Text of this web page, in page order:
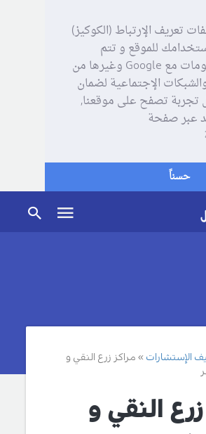
تعريف الإرتباط (الكوكيز)
للموقع و تتم
مشاركة بعض المعلومات مع Google وغيرها من
الإجتماعية لضمان
تصفح على موقعنا,
عبر صفحة
حسناً
الإستشارات
مراكز زرع النقي و
النقي و